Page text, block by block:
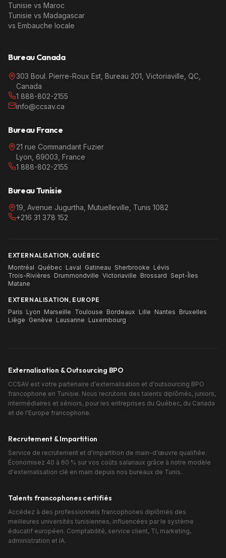
Tunisie vs Maroc
Tunisie vs Madagascar
vs Embauche locale
Bureau Canada
303 Boul. Pierre-Roux Est, Bureau 201, Victoriaville, QC,
Canada
1 888-802-2155
info@ccsav.ca
Bureau France
21 rue Commandant Fuzier
Lyon, 69003, France
1 888-802-2155
Bureau Tunisie
19, Avenue Jugurtha, Mutuelleville, Tunis 1082
+216 31 378 152
EXTERNALISATION, QUÉBEC
Montréal ·Québec ·Laval ·Gatineau ·Sherbrooke ·Lévis ·
Trois-Rivières ·Drummondville ·Victoriaville ·Brossard ·Sept-Îles ·
Matane
EXTERNALISATION, EUROPE
Paris ·Lyon ·Marseille ·Toulouse ·Bordeaux ·Lille ·Nantes ·Bruxelles ·
Liège ·Genève ·Lausanne ·Luxembourg
Externalisation & Outsourcing BPO
CCSAV est votre partenaire d'externalisation et d'outsourcing BPO
francophone en Tunisie. Nous recrutons des talents diplômés, juniors,
intermédiaires et séniors, pour les entreprises du Québec, du Canada
et de l'Europe francophone.
Recrutement & Impartition
Service de recrutement et d'impartition de main-d'œuvre qualifiée.
Économisez 40 à 60 % sur vos coûts salariaux grâce à notre modèle
d'externalisation clé en main depuis nos bureaux de Tunis.
Talents francophones certifiés
Accédez à des professionnels francophones diplômés des
meilleures universités tunisiennes, influencées par le système
éducatif européen. Comptabilité, service client, TI, marketing,
administration et IA.